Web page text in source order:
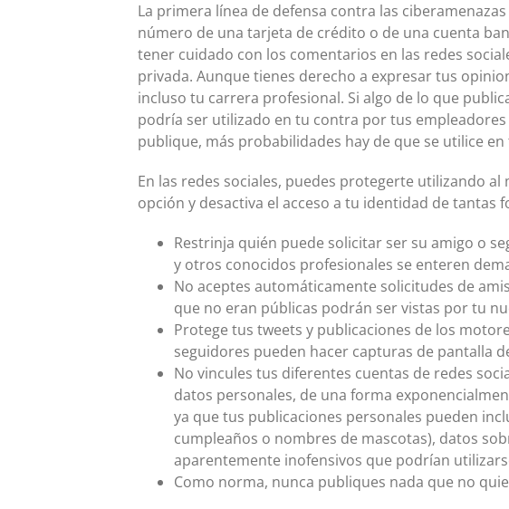
La primera línea de defensa contra las
número de una tarjeta de crédito o de una cuenta
tener cuidado con los comentarios en las redes
privada. Aunque tienes derecho a expresar tus
incluso tu carrera profesional. Si algo de lo que
podría ser utilizado en tu contra por tus
publique, más probabilidades hay de que se utilice
En las redes sociales, puedes protegerte utilizando
opción y desactiva el acceso a tu identidad de tantas
Restrinja quién puede solicitar ser su amigo o
y otros conocidos profesionales se enteren
No aceptes automáticamente solicitudes de
que no eran públicas podrán ser vistas por tu
Protege tus tweets y publicaciones de los
seguidores pueden hacer capturas de pantalla
No vincules tus diferentes cuentas de redes
datos personales, de una forma
ya que tus publicaciones personales pueden
cumpleaños o nombres de mascotas), datos
aparentemente inofensivos que podrían
Como norma, nunca publiques nada que no